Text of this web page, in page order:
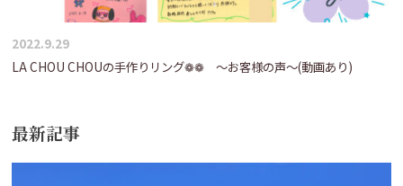
2022.9.29
LA CHOU CHOUの手作りリング❁❁ ～お客様の声～(動画あり)
最新記事